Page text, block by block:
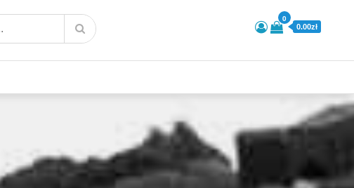
0
0.00zł